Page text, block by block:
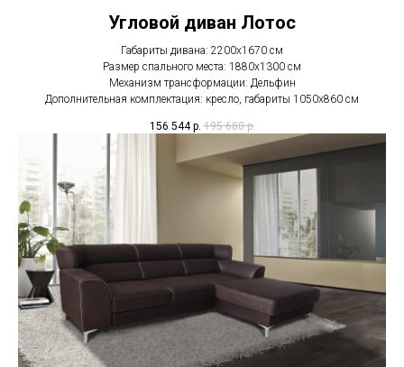
Угловой диван Лотос
Габариты дивана: 2200х1670 см
Размер спального места: 1880х1300 см
Механизм трансформации: Дельфин
Дополнительная комплектация: кресло, габариты 1050х860 см
156 544 р. 195 680 р.